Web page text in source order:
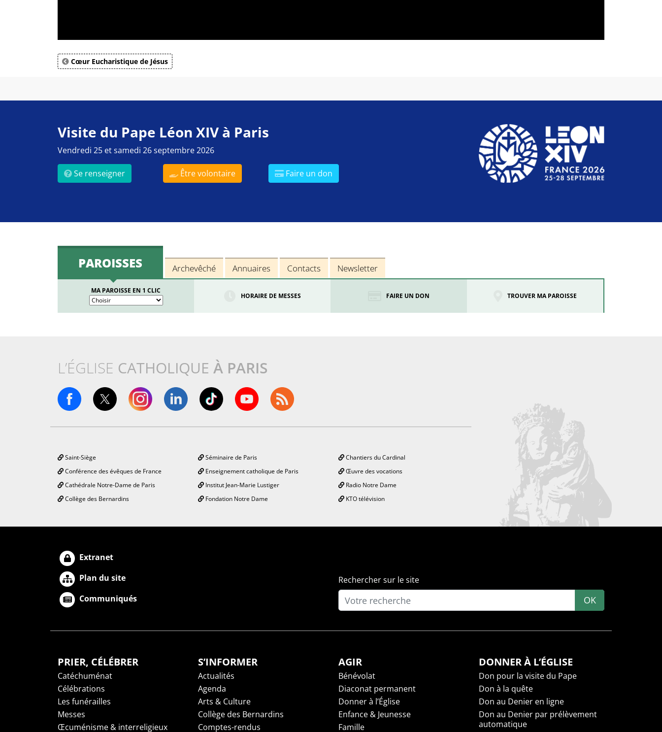
Cœur Eucharistique de Jésus
Visite du Pape Léon XIV à Paris
Vendredi 25 et samedi 26 septembre 2026
Se renseigner Être volontaire Faire un don
PAROISSES Archevêché Annuaires Contacts Newsletter
MA PAROISSE EN 1 CLIC
HORAIRE DE MESSES FAIRE UN DON TROUVER MA PAROISSE
L’ÉGLISE CATHOLIQUE À PARIS
Saint-Siège
Conférence des évêques de France
Cathédrale Notre-Dame de Paris
Collège des Bernardins
Séminaire de Paris
Enseignement catholique de Paris
Institut Jean-Marie Lustiger
Fondation Notre Dame
Chantiers du Cardinal
Œuvre des vocations
Radio Notre Dame
KTO télévision
Extranet
Plan du site
Communiqués
Rechercher sur le site
OK
PRIER, CÉLÉBRER
Catéchuménat
Célébrations
Les funérailles
Messes
Œcuménisme & interreligieux
S’INFORMER
Actualités
Agenda
Arts & Culture
Collège des Bernardins
Comptes-rendus
AGIR
Bénévolat
Diaconat permanent
Donner à l’Église
Enfance & Jeunesse
Famille
DONNER À L’ÉGLISE
Don pour la visite du Pape
Don à la quête
Don au Denier en ligne
Don au Denier par prélèvement
automatique